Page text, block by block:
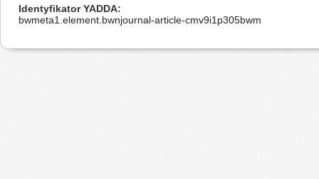
Identyfikator YADDA
bwmeta1.element.bwnjournal-article-cmv9i1p305bwm